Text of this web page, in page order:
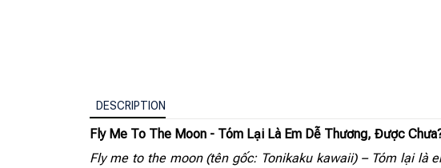
DESCRIPTION
Fly Me To The Moon - Tóm Lại Là Em Dễ Thương, Được
Fly me to the moon (tên gốc: Tonikaku kawaii) – Tóm lại là